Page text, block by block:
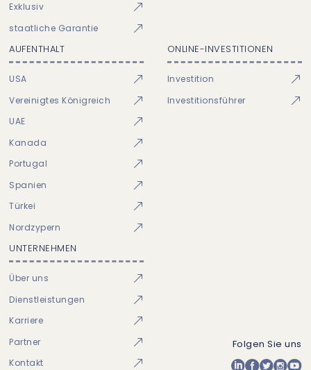
Exklusiv
staatliche Garantie
AUFENTHALT
USA
Vereinigtes Königreich
UAE
Kanada
Portugal
Spanien
Türkei
Nordzypern
ONLINE-INVESTITIONEN
Investition
Investitionsführer
UNTERNEHMEN
Über uns
Dienstleistungen
Karriere
Partner
Kontakt
Folgen Sie uns